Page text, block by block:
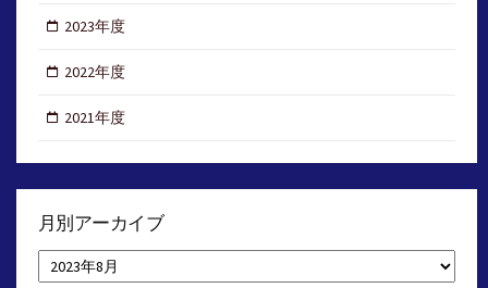
2023年度
2022年度
2021年度
月別アーカイブ
月
別